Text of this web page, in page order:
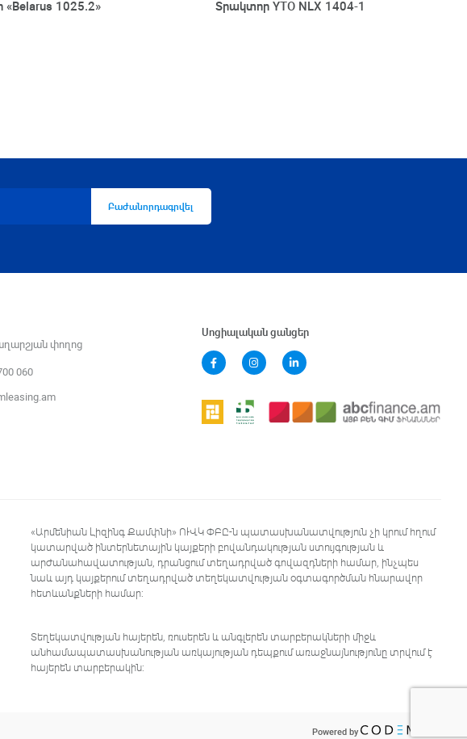
Արագ դիտում
1025.2» Արագ դիտում
Տրակտոր YTO NLX 1404-1
Բաժանորդագրվել
փողոց
060
Սոցիալական ցանցեր
«Արմենիան Լիզինգ Քամփնի» ՈՒՎԿ ՓԲԸ-ն պատասխանատվություն չի կրում հղում
կատարված ինտերնետային կայքերի բովանդակության ստույգության և
արժանահավատության, դրանցում տեղադրված գովազդների համար, ինչպես
նաև այդ կայքերում տեղադրված տեղեկատվության օգտագործման հնարավոր
հետևանքների համար:
Տեղեկատվության հայերեն, ռուսերեն և անգլերեն տարբերակների միջև
անհամապատասխանության առկայության դեպքում առաջնայնությունը տրվում է
հայերեն տարբերակին:
Powered by